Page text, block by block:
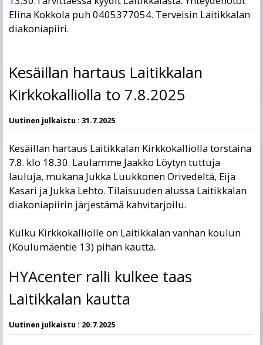
Elina Kokkola puh 0405377054. Terveisin Laitikkalan
diakoniapiiri.
Kesäillan hartaus Laitikkalan
Kirkkokalliolla to 7.8.2025
Uutinen julkaistu : 31.7.2025
Kesäillan hartaus Laitikkalan Kirkkokalliolla torstaina
7.8. klo 18.30. Laulamme Jaakko Löytyn tuttuja
lauluja, mukana Jukka Luukkonen Orivedeltä, Eija
Kasari ja Jukka Lehto. Tilaisuuden alussa Laitikkalan
diakoniapiirin järjestämä kahvitarjoilu.
Kulku Kirkkokalliolle on Laitikkalan vanhan koulun
(Koulumäentie 13) pihan kautta.
HYAcenter ralli kulkee taas
Laitikkalan kautta
Uutinen julkaistu : 20.7.2025